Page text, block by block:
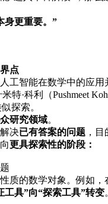
身更重要。”
点
工智能在数学中的应用
特·科利（Pushmeet
探索。
研究领域。
决已有答案的问题 ，
更具探索性的阶段：
质的数学对象。例如
工具”向“探索工具”转变